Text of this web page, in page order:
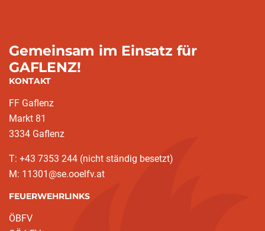
Gemeinsam im Einsatz für
GAFLENZ!
KONTAKT
FF Gaflenz
Markt 81
3334 Gaflenz
T: +43 7353 244 (nicht ständig besetzt)
M: 11301@se.ooelfv.at
FEUERWEHRLINKS
ÖBFV